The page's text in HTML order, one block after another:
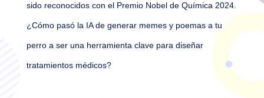
sido reconocidos con el Premio Nobel de Química 2024.
¿Cómo pasó la IA de generar memes y poemas a tu
perro a ser una herramienta clave para diseñar
tratamientos médicos?